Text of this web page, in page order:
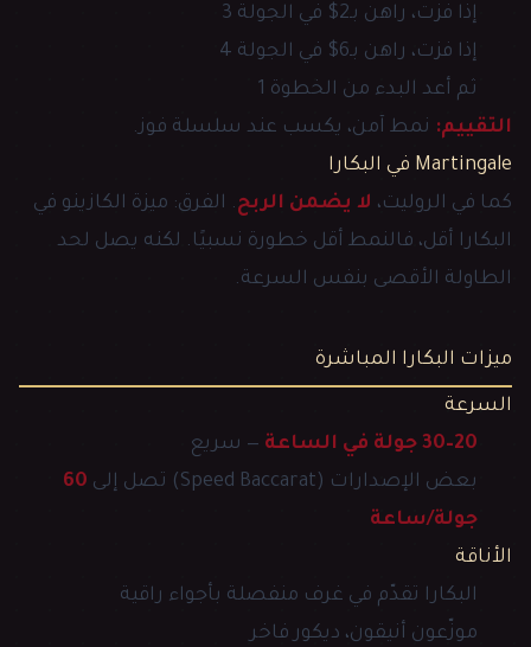
إذا فزت، راهن بـ2$ في الجولة 3
إذا فزت، راهن بـ6$ في الجولة 4
ثم أعد البدء من الخطوة 1
التقييم: نمط آمن، يكسب عند سلسلة فوز.
Martingale في البكارا
كما في الروليت، لا يضمن الربح. الفرق: ميزة الكازينو في
البكارا أقل، فالنمط أقل خطورة نسبيًا. لكنه يصل لحد
الطاولة الأقصى بنفس السرعة.
ميزات البكارا المباشرة
السرعة
20–30 جولة في الساعة
— سريع
بعض الإصدارات (Speed Baccarat) تصل إلى
60
جولة/ساعة
الأناقة
البكارا تقدّم في غرف منفصلة بأجواء راقية
موزّعون أنيقون، ديكور فاخر